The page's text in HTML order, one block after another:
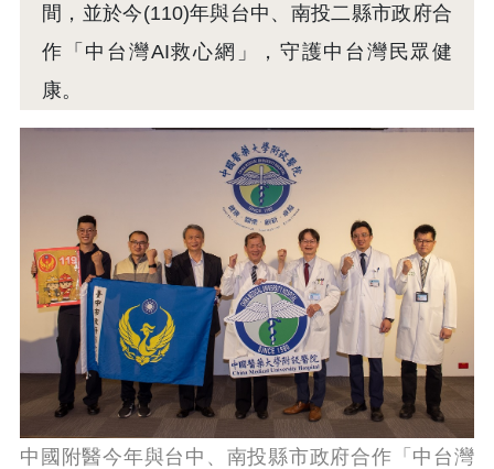
間，並於今(110)年與台中、南投二縣市政府合
作「中台灣AI救心網」，守護中台灣民眾健
康。
中國附醫今年與台中、南投縣市政府合作「中台灣